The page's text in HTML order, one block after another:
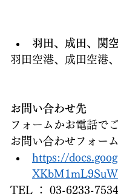
羽田、成田、関
羽田空港、成田空港
お問い合わせ先
フォームかお電話で
お問い合わせフォーム
https://
TEL ： 03-6233-7534